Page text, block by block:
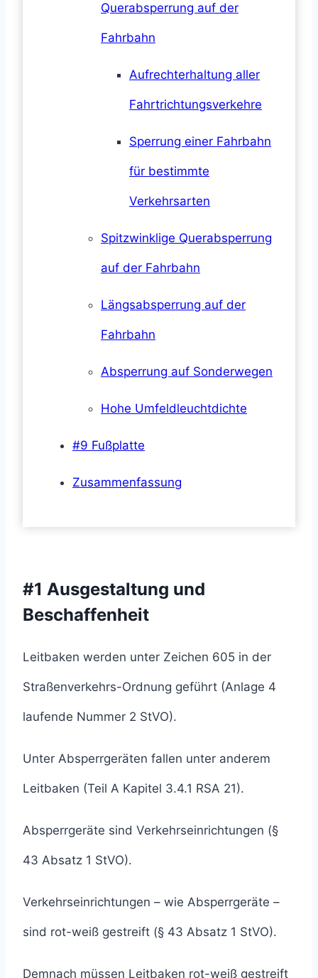
Querabsperrung auf der
Fahrbahn
Aufrechterhaltung aller
Fahrtrichtungsverkehre
Sperrung einer Fahrbahn
für bestimmte
Verkehrsarten
Spitzwinklige Querabsperrung
auf der Fahrbahn
Längsabsperrung auf der
Fahrbahn
Absperrung auf Sonderwegen
Hohe Umfeldleuchtdichte
#9 Fußplatte
Zusammenfassung
#1 Ausgestaltung und
Beschaffenheit
Leitbaken werden unter Zeichen 605 in der
Straßenverkehrs-Ordnung geführt (Anlage 4
laufende Nummer 2 StVO).
Unter Absperrgeräten fallen unter anderem
Leitbaken (Teil A Kapitel 3.4.1 RSA 21).
Absperrgeräte sind Verkehrseinrichtungen (§
43 Absatz 1 StVO).
Verkehrseinrichtungen – wie Absperrgeräte –
sind rot-weiß gestreift (§ 43 Absatz 1 StVO).
Demnach müssen Leitbaken rot-weiß gestreift